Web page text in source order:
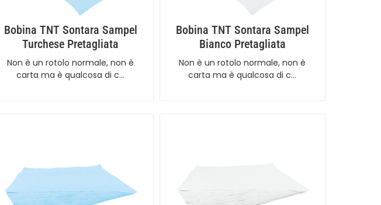
Bobina TNT Sontara Sampel
Turchese Pretagliata
Non è un rotolo normale, non è
carta ma è qualcosa di c…
Bobina TNT Sontara Sampel
Bianco Pretagliata
Non è un rotolo normale, non è
carta ma è qualcosa di c…